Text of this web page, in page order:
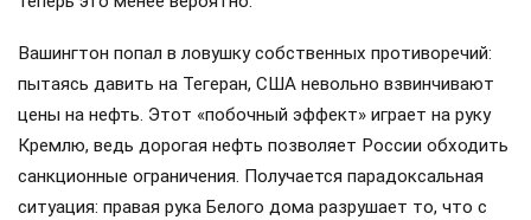
Вашингтон попал в ловушку собственных противоречий:
пытаясь давить на Тегеран, США невольно взвинчивают
цены на нефть. Этот «побочный эффект» играет на руку
Кремлю, ведь дорогая нефть позволяет России обходить
санкционные ограничения. Получается парадоксальная
ситуация: правая рука Белого дома разрушает то, что с